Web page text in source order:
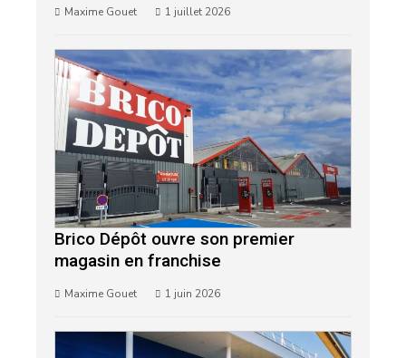
Maxime Gouet 1 juillet 2026
Brico Dépôt ouvre son premier
magasin en franchise
Maxime Gouet 1 juin 2026